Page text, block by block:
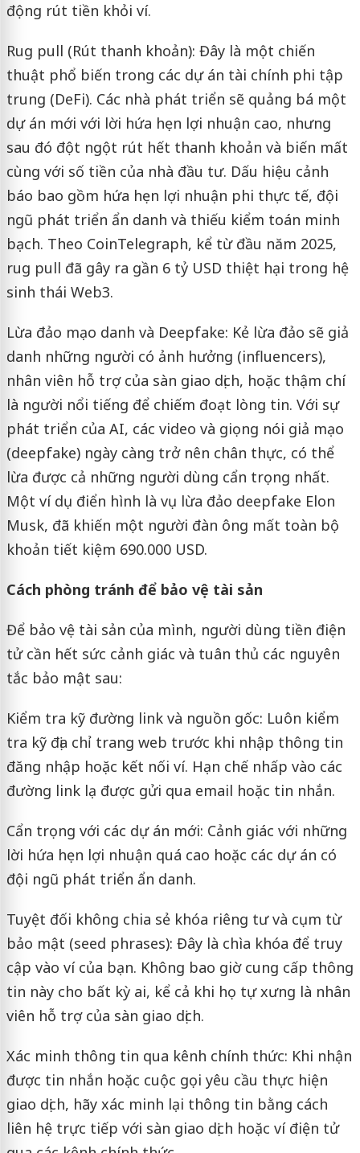
động rút tiền khỏi ví.
Rug pull (Rút thanh khoản): Đây là một chiến
thuật phổ biến trong các dự án tài chính phi tập
trung (DeFi). Các nhà phát triển sẽ quảng bá một
dự án mới với lời hứa hẹn lợi nhuận cao, nhưng
sau đó đột ngột rút hết thanh khoản và biến mất
cùng với số tiền của nhà đầu tư. Dấu hiệu cảnh
báo bao gồm hứa hẹn lợi nhuận phi thực tế, đội
ngũ phát triển ẩn danh và thiếu kiểm toán minh
bạch. Theo CoinTelegraph, kể từ đầu năm 2025,
rug pull đã gây ra gần 6 tỷ USD thiệt hại trong hệ
sinh thái Web3.
Lừa đảo mạo danh và Deepfake: Kẻ lừa đảo sẽ giả
danh những người có ảnh hưởng (influencers),
nhân viên hỗ trợ của sàn giao dịch, hoặc thậm chí
là người nổi tiếng để chiếm đoạt lòng tin. Với sự
phát triển của AI, các video và giọng nói giả mạo
(deepfake) ngày càng trở nên chân thực, có thể
lừa được cả những người dùng cẩn trọng nhất.
Một ví dụ điển hình là vụ lừa đảo deepfake Elon
Musk, đã khiến một người đàn ông mất toàn bộ
khoản tiết kiệm 690.000 USD.
Cách phòng tránh để bảo vệ tài sản
Để bảo vệ tài sản của mình, người dùng tiền điện
tử cần hết sức cảnh giác và tuân thủ các nguyên
tắc bảo mật sau:
Kiểm tra kỹ đường link và nguồn gốc: Luôn kiểm
tra kỹ địa chỉ trang web trước khi nhập thông tin
đăng nhập hoặc kết nối ví. Hạn chế nhấp vào các
đường link lạ được gửi qua email hoặc tin nhắn.
Cẩn trọng với các dự án mới: Cảnh giác với những
lời hứa hẹn lợi nhuận quá cao hoặc các dự án có
đội ngũ phát triển ẩn danh.
Tuyệt đối không chia sẻ khóa riêng tư và cụm từ
bảo mật (seed phrases): Đây là chìa khóa để truy
cập vào ví của bạn. Không bao giờ cung cấp thông
tin này cho bất kỳ ai, kể cả khi họ tự xưng là nhân
viên hỗ trợ của sàn giao dịch.
Xác minh thông tin qua kênh chính thức: Khi nhận
được tin nhắn hoặc cuộc gọi yêu cầu thực hiện
giao dịch, hãy xác minh lại thông tin bằng cách
liên hệ trực tiếp với sàn giao dịch hoặc ví điện tử